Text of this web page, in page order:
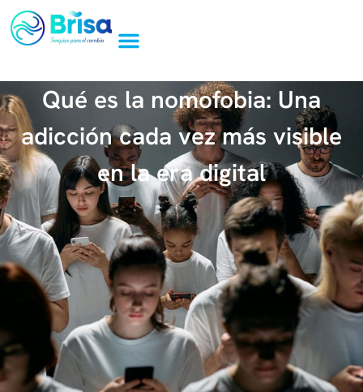
Qué es la nomofobia: Una
adicción cada vez más visible
en la era digital